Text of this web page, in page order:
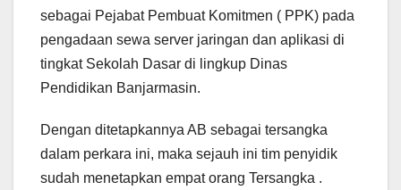
sebagai Pejabat Pembuat Komitmen ( PPK) pada
pengadaan sewa server jaringan dan aplikasi di
tingkat Sekolah Dasar di lingkup Dinas
Pendidikan Banjarmasin.
Dengan ditetapkannya AB sebagai tersangka
dalam perkara ini, maka sejauh ini tim penyidik
sudah menetapkan empat orang Tersangka .